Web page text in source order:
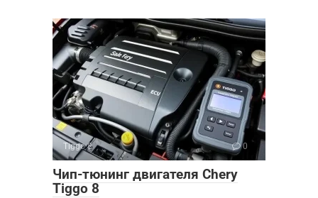
Tiggo 8 0
Чип-тюнинг двигателя Chery
Tiggo 8